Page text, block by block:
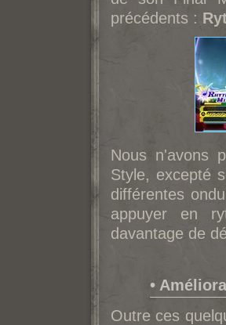
précédents :
Nous n'avons
Style, excepté
différentes
appuyer en
davantage de
•
Outre ces